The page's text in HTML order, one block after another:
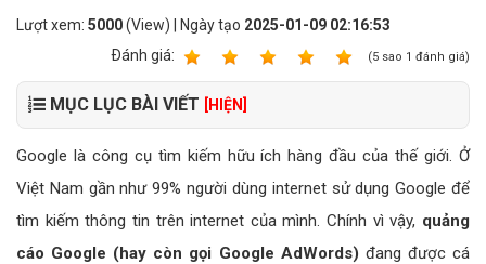
Lượt xem: 5000(View) | Ngày tạo 2025-01-09 02:16:53
Ðánh giá:
(5 sao 1 đánh giá)
MỤC LỤC BÀI VIẾT [HIỆN]
Google là công cụ tìm kiếm hữu ích hàng đầu của thế giới. Ở
Việt Nam gần như 99% người dùng internet sử dụng Google để
tìm kiếm thông tin trên internet của mình. Chính vì vậy, quảng
cáo Google (hay còn gọi Google AdWords) đang được cá